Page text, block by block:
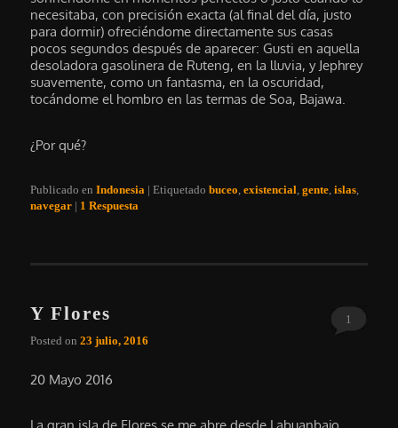
necesitaba, con precisión exacta (al final del día, justo
para dormir) ofreciéndome directamente sus casas
pocos segundos después de aparecer: Gusti en aquella
desoladora gasolinera de Ruteng, en la lluvia, y Jephrey
suavemente, como un fantasma, en la oscuridad,
tocándome el hombro en las termas de Soa, Bajawa.
¿Por qué?
Publicado en Indonesia |Etiquetado buceo,existencial,gente,islas,
navegar | 1 Respuesta
Y Flores
Posted on23 julio, 2016
1
20 Mayo 2016